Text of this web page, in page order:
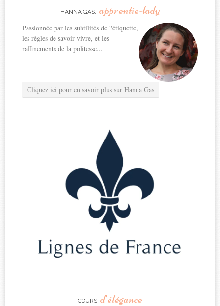
HANNA GAS, apprentie-lady
Passionnée par les subtilités de l'étiquette,
les règles de savoir-vivre, et les
raffinements de la politesse...
Cliquez ici pour en savoir plus sur Hanna Gas
COURS d’élégance